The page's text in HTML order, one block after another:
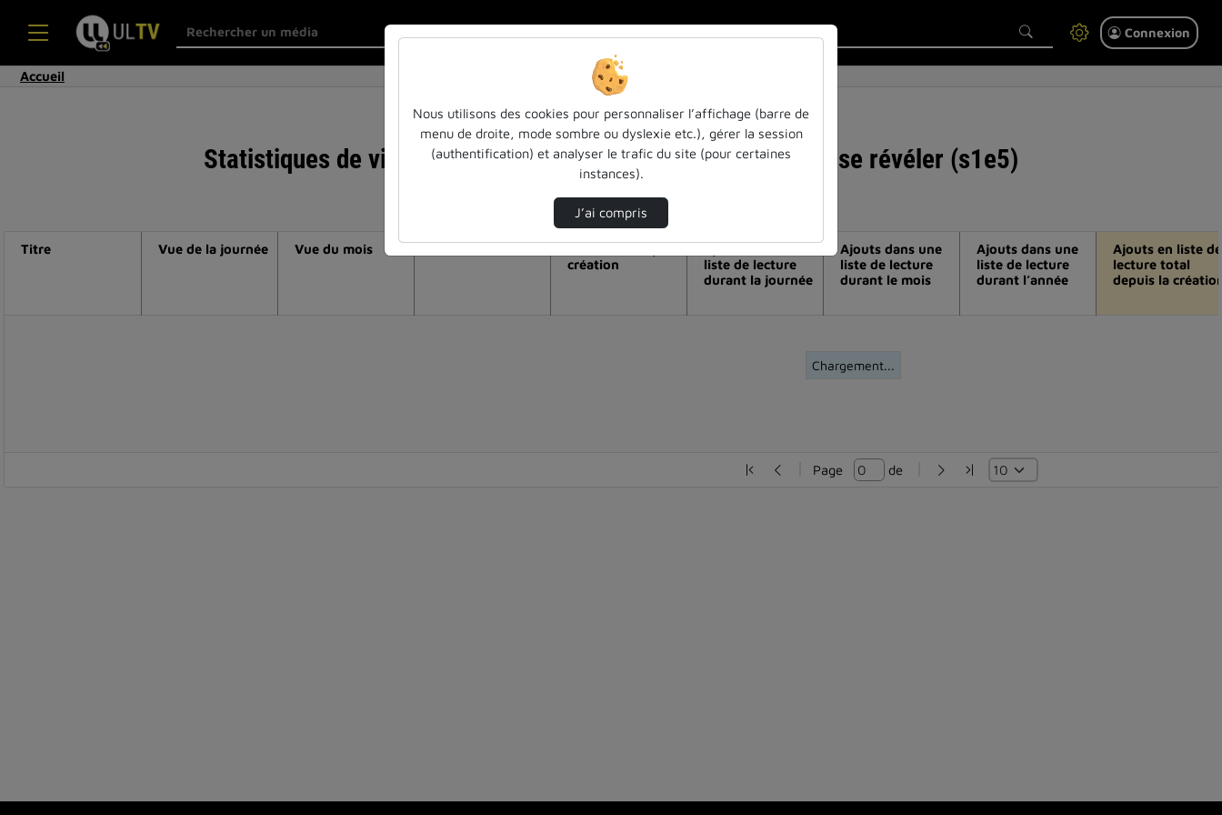
Connexion
Accueil
Statistiques de visualisation de la vidéo Photographier pour se révéler (s1e5)
Modifier la période de visualisation
Chargement...
Titre Vue de la journée Vue du mois
création
liste de lecture
durant la journée
Ajouts dans une
liste de lecture
durant le mois
Ajouts dans une
liste de lecture
durant l’année
Ajouts en liste de
lecture total
depuis la
Page de
Nous utilisons des cookies pour personnaliser l’affichage (barre de
menu de droite, mode sombre ou dyslexie etc.), gérer la session
(authentification) et analyser le trafic du site (pour certaines
instances).
J’ai compris